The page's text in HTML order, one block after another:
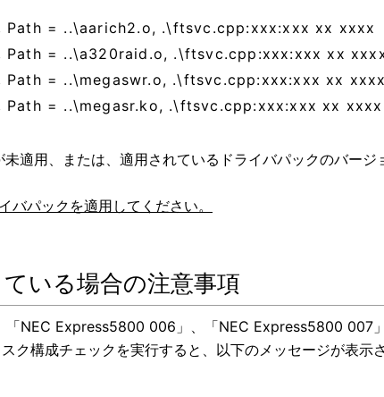
Path = ..\aarich2.o, .\ftsvc.cpp:xxx:xxx xx xxxx
Path = ..\a320raid.o, .\ftsvc.cpp:xxx:xxx xx
Path = ..\megaswr.o, .\ftsvc.cpp:xxx:xxx xx xxxx
Path = ..\megasr.ko, .\ftsvc.cpp:xxx:xxx xx xxxx
適用、または、適用されているドライバパックのバージ
バパックを適用してください。
いる場合の注意事項
NEC Express5800 006」、「NEC Express5800 007
ク構成チェックを実行すると、以下のメッセージが表示